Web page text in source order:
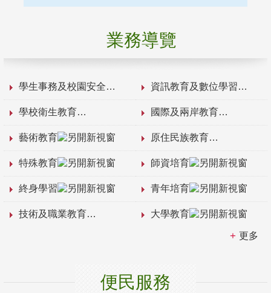
業務導覽
學生事務及校園安全 資訊教育及數位學習
學校衛生教育 國際及兩岸教育
藝術教育 原住民族教育
特殊教育 師資培育
終身學習 青年培育
技術及職業教育 大學教育
更多
便民服務